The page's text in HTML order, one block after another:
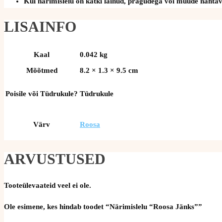
LISAINFO
Kaal
0.042 kg
Mõõtmed
8.2 × 1.3 × 9.5 cm
Poisile või Tüdrukule? Tüdrukule
Värv Roosa
ARVUSTUSED
Tooteülevaateid veel ei ole.
Ole esimene, kes hindab toodet “Närimislelu “Roosa Jänks””